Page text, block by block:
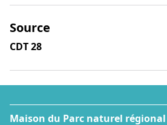
Source
CDT 28
Maison du Parc naturel régional